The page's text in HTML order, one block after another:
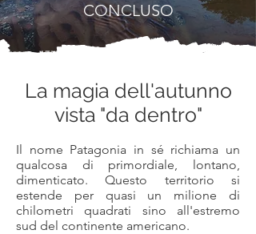
CONCLUSO
La magia dell'autunno
vista "da dentro"
Il nome Patagonia in sé richiama un
qualcosa di primordiale, lontano,
dimenticato. Questo territorio si
estende per quasi un milione di
chilometri quadrati sino all'estremo
sud del continente americano.